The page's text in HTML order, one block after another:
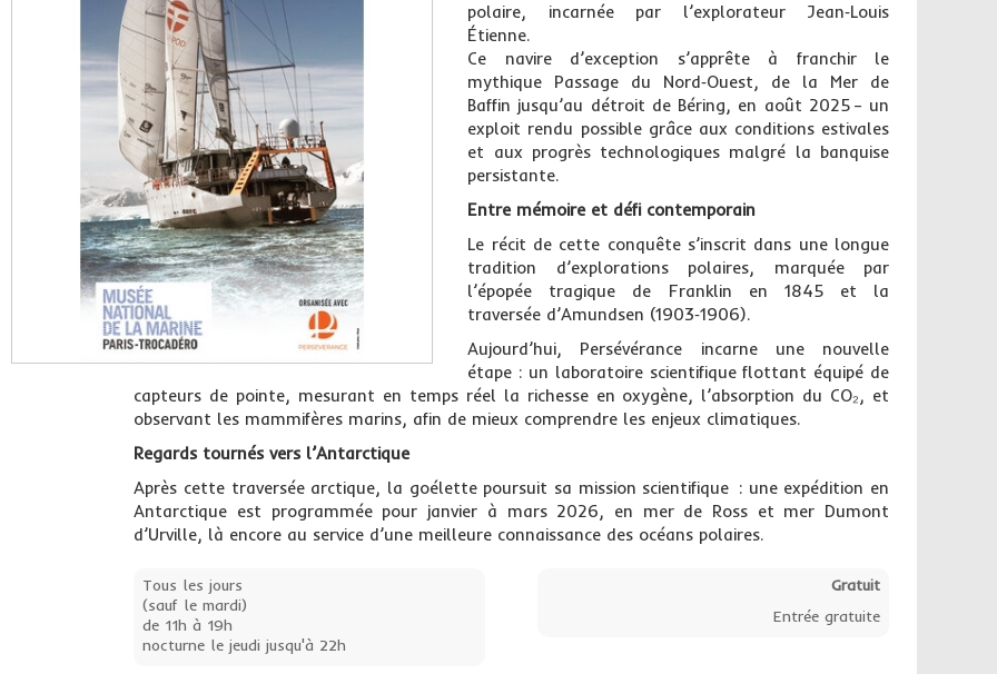
polaire, incarnée par l’explorateur Jean‑Louis
Étienne.
Ce navire d’exception s’apprête à franchir le
mythique Passage du Nord‑Ouest, de la Mer de
Baffin jusqu’au détroit de Béring, en août 2025 – un
exploit rendu possible grâce aux conditions estivales
et aux progrès technologiques malgré la banquise
persistante.
Entre mémoire et défi contemporain
Le récit de cette conquête s’inscrit dans une longue
tradition d’explorations polaires, marquée par
l’épopée tragique de Franklin en 1845 et la
traversée d’Amundsen (1903‑1906).
Aujourd’hui, Persévérance incarne une nouvelle
étape : un laboratoire scientifique flottant équipé de
capteurs de pointe, mesurant en temps réel la richesse en oxygène, l’absorption du CO₂, et
observant les mammifères marins, afin de mieux comprendre les enjeux climatiques.
Regards tournés vers l’Antarctique
Après cette traversée arctique, la goélette poursuit sa mission scientifique : une expédition en
Antarctique est programmée pour janvier à mars 2026, en mer de Ross et mer Dumont
d’Urville, là encore au service d’une meilleure connaissance des océans polaires.
Tous les jours
(sauf le mardi)
de 11h à 19h
nocturne le jeudi jusqu'à 22h
Gratuit
Entrée gratuite